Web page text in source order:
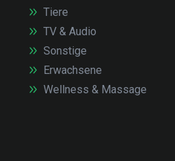
Tiere
TV & Audio
Sonstige
Erwachsene
Wellness & Massage